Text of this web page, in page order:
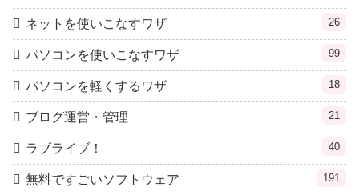
ネットを使いこなすワザ 26
パソコンを使いこなすワザ 99
パソコンを軽くするワザ 18
ブログ運営・管理 21
ラブライブ！ 40
無料ですごいソフトウェア 191